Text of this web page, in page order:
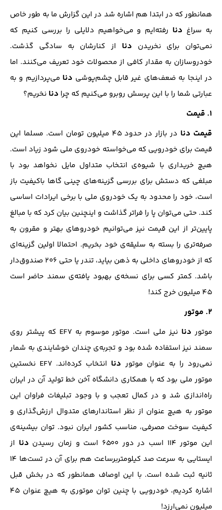
همانطور که در ابتدا هم اشاره شد در این گزارش ما به طور خاص
به سراغ دنا رفته‌ایم و می‌خواهیم دلایلی را بررسی کنیم که
نمی‌توان برای نخریدندنا از کنارشان به سادگی گذشت.
خودروسازان به مقدار کافی از محصولات خود تعریف می‌کنند. اما
در اینجا به ضعف‌های غیر قابل چشم‌پوشی دنا می‌پردازیم و به
عبارتی شما را با این پرسش روبرو می‌کنیم که چرا دنا نخریم؟
۱. قیمت
قیمت دنا
در بازار در حدود ۴۵ میلیون تومان است. مسلما این
قیمت برای خودرویی که می‌خواسته خودروی ملی شود زیاد است.
هیچ خریداری با شیوه‌ی انتخاب متداول مایل نخواهد بود با
مبلغی که دستش برای بررسی گزینه‌های چینی گاها باکیفیت باز
است، خود را محدود به یک خودروی ملی با برخی ایرادات اساسی
کند. حتی می‌توان پا را فراتر گذاشت و اینچنین بیان کرد که با مبالغ
پایین‌تر از این قیمت نیز می‌توانیم خودروهای بهتر و مقرون به
صرفه‌تری را بسته به سلیقه‌ی خود بخریم. احتمالا اولین گزینه‌ای
که از خودروهای داخلی به ذهن بیاید، تندر یا حتی ۲۰۶ صندوق‌دار
باشد. کمتر کسی برای نسخه‌ی بهبود یافته‌ی سمند حاضر است
۴۵ میلیون خرج کند!
۲. موتور
موتور دنا
نیز ملی است. موتور موسوم به EF7 که پیشتر روی
سمند نیز استفاده شده بود و تجربه‌ی چندان خوشایندی به شمار
نمی‌رود را به عنوان موتور دنا
انتخاب کرده‌اند. EF7 نخستین
موتور ملی بود که با همکاری دانشگاه آخن خط تولید آن در ایران
راه‌اندازی شد و در کمال تعجب و با وجود تبلیغات فراوان این
موتور به هیچ عنوان از نظر استاندارهای متدوال ارزش‌گذاری و
کیفیت سوخت مصرفی، مناسب کشور ایران نبود. توان بیشینه‌ی
این موتور ۱۱۴ اسب در دور ۶۵۰۰ است و زمان رسیدن
دنا از
ایستایی به سرعت صد کیلو‌متربرساعت هم برای آن در تست‌ها ۱۴
ثانیه ثبت شده است. با این اوصاف همانطور که در بخش قبل
اشاره کردیم، خودرویی با چنین توان موتوری به هیچ عنوان ۴۵
میلیون نمی‌ارزد!